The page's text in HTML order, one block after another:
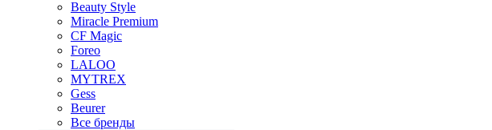
Beauty Style
Miracle Premium
CF Magic
Foreo
LALOO
MYTREX
Gess
Beurer
Все бренды